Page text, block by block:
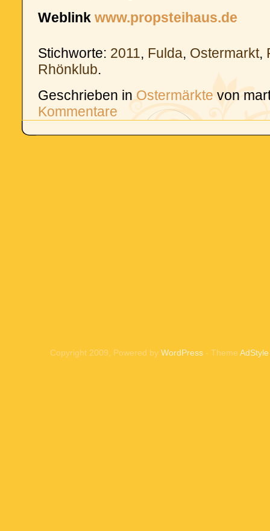
Weblink www.propsteihaus.de
Stichworte: 2011, Fulda, Ostermarkt,
Rhönklub.
Geschrieben in Ostermärkte von
Kommentare
Copyright 2009, Powered by WordPress - Theme AdStyle